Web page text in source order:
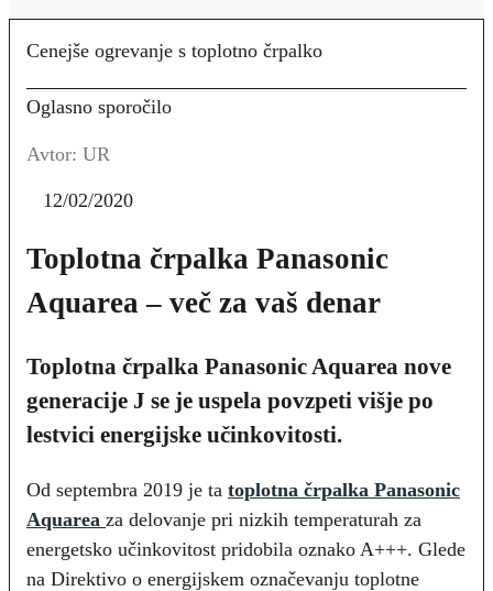
Cenejše ogrevanje s toplotno črpalko
Oglasno sporočilo
Avtor: UR
12/02/2020
Toplotna črpalka Panasonic
Aquarea – več za vaš denar
Toplotna črpalka Panasonic Aquarea nove
generacije J se je uspela povzpeti višje po
lestvici energijske učinkovitosti.
Od septembra 2019 je ta toplotna črpalka Panasonic
Aquarea za delovanje pri nizkih temperaturah za
energetsko učinkovitost pridobila oznako A+++. Glede
na Direktivo o energijskem označevanju toplotne